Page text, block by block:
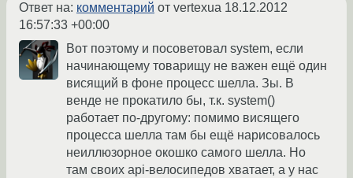
Ответ на: комментарий от vertexua 18.12.2012
16:57:33 +00:00
Вот поэтому и посоветовал system, если
начинающему товарищу не важен ещё один
висящий в фоне процесс шелла. Зы. В
венде не прокатило бы, т.к. system()
работает по-другому: помимо висящего
процесса шелла там бы ещё нарисовалось
неиллюзорное окошко самого шелла. Но
там своих api-велосипедов хватает, а у нас